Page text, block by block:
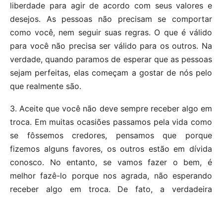
liberdade para agir de acordo com seus valores e
desejos. As pessoas não precisam se comportar
como você, nem seguir suas regras. O que é válido
para você não precisa ser válido para os outros. Na
verdade, quando paramos de esperar que as pessoas
sejam perfeitas, elas começam a gostar de nós pelo
que realmente são.
3. Aceite que você não deve sempre receber algo em
troca. Em muitas ocasiões passamos pela vida como
se fôssemos credores, pensamos que porque
fizemos alguns favores, os outros estão em dívida
conosco. No entanto, se vamos fazer o bem, é
melhor fazê-lo porque nos agrada, não esperando
receber algo em troca. De fato, a verdadeira